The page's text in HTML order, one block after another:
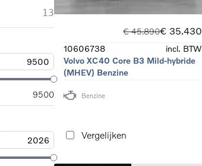
13
9500
€ 45.890€ 35.430
10606738
incl. BTW
Volvo XC40 Core B3 Mild-hybride
(MHEV) Benzine
Benzine
Vergelijken